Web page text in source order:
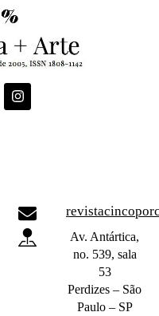
Av. Antártica,
no. 539, sala
53
Perdizes – São
Paulo – SP